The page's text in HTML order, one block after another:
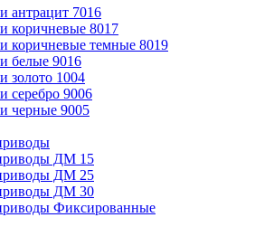
антрацит 7016
коричневые 8017
коричневые темные 8019
белые 9016
золото 1004
серебро 9006
черные 9005
ДМ 15
ДМ 25
ДМ 30
Фиксированные